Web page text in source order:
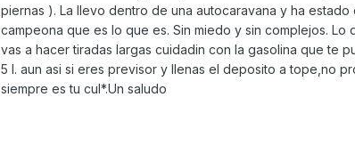
piernas ). La llevo dentro de una autocaravana y ha
campeona que es lo que es. Sin miedo y sin complejos.
vas a hacer tiradas largas cuidadin con la gasolina que te
5 l. aun asi si eres previsor y llenas el deposito a tope,no
siempre es tu cul*.Un saludo